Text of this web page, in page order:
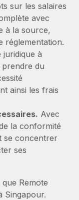
sur les salaires
avec
à la source,
réglementation.
juridique à
du
ainsi les frais
Avec
la conformité
se concentrer
ses
Remote
Singapour.